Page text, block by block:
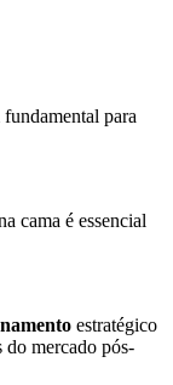
para
cama é essencial
estratégico
do mercado pós-